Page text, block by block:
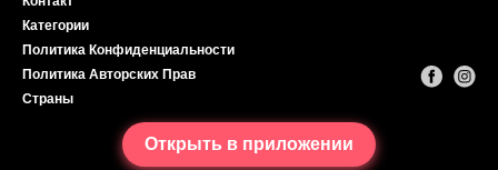
Открыть в приложении
Категории
Политика Конфиденциальности
Политика Авторских Прав
Страны